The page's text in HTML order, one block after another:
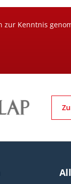
zur Kenntnis